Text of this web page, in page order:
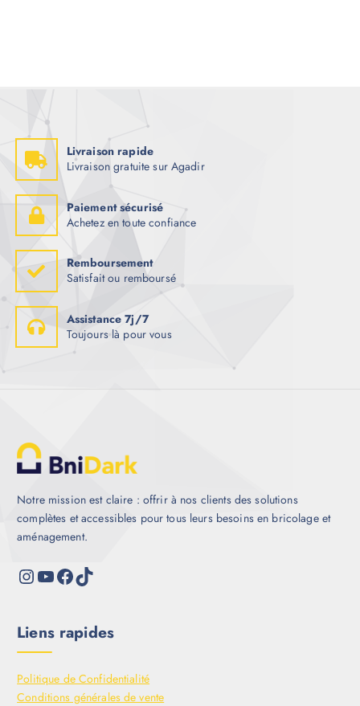
Livraison rapide
Livraison gratuite sur Agadir
Paiement sécurisé
Achetez en toute confiance
Remboursement
Satisfait ou remboursé
Assistance 7j/7
Toujours là pour vous
Notre mission est claire : offrir à nos clients des solutions
complètes et accessibles pour tous leurs besoins en bricolage et
aménagement.
Liens rapides
Politique de Confidentialité
Conditions générales de vente